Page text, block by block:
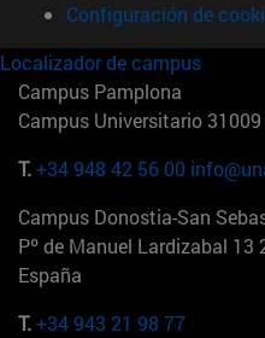
Configuración de
Localizador de campus
Campus Pamplona
Campus Universitario
T.+34 948 42 56 00
Campus Donostia-San
Pº de Manuel Lardizabal
España
T.+34 943 21 98 77